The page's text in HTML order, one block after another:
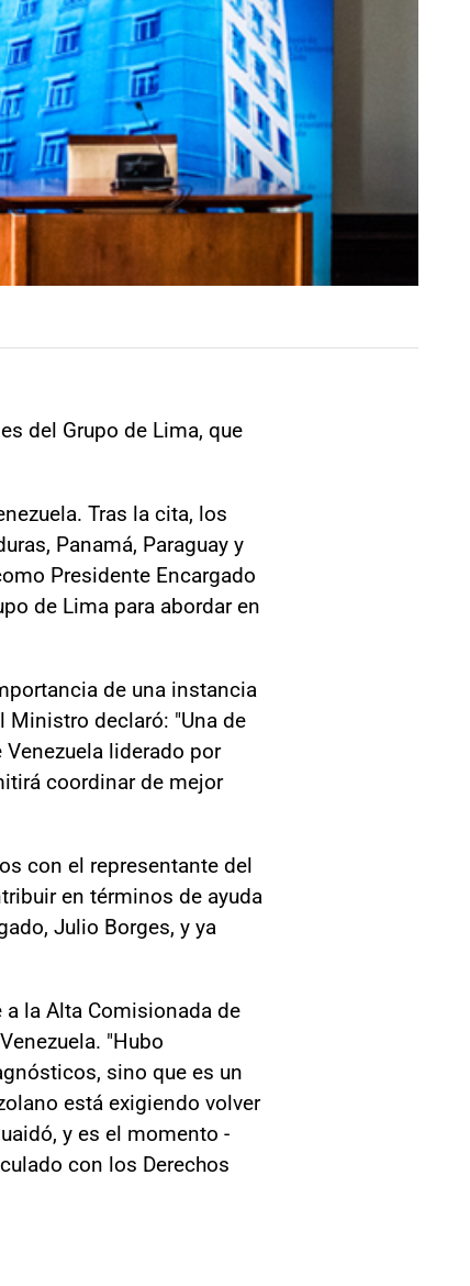
del Grupo de Lima, que
Tras la cita, los
Panamá, Paraguay y
Presidente Encargado
de Lima para abordar en
de una instancia
Ministro declaró: "Una de
liderado por
coordinar de mejor
con el representante del
en términos de ayuda
Julio Borges, y ya
la Alta Comisionada de
"Hubo
sino que es un
está exigiendo volver
y es el momento -
con los Derechos